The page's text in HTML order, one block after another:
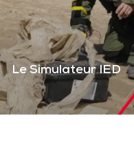
Le Simulateur IED